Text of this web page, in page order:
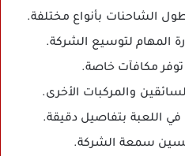
الشاحنات بأنواع مختلفة.
المهام لتوسيع الشركة.
مكافآت خاصة.
والمركبات الأخرى.
اللعبة بتفاصيل دقيقة.
سمعة الشركة.